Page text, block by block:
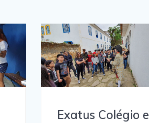
Exatus Colégio e